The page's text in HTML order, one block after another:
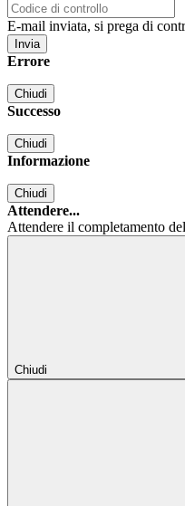
E-mail inviata, si prega di
Errore
Chiudi
Successo
Chiudi
Informazione
Chiudi
Attendere...
Attendere il completamento
Chiudi